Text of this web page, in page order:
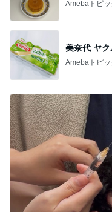
Amebaトピッ
食い意地が勝ち気づかな
Amebaトピックス 16時間前